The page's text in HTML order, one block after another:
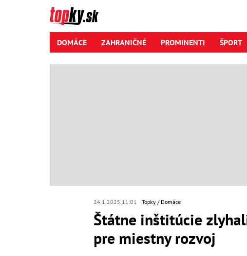
DOMÁCE ZAHRANIČNÉ PROMINENTI ŠPORT
24.1.2025 11:01 Topky Domáce
Štátne inštitúcie
pre miestny rozvoj